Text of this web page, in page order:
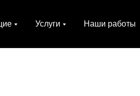
Услуги Наши работы